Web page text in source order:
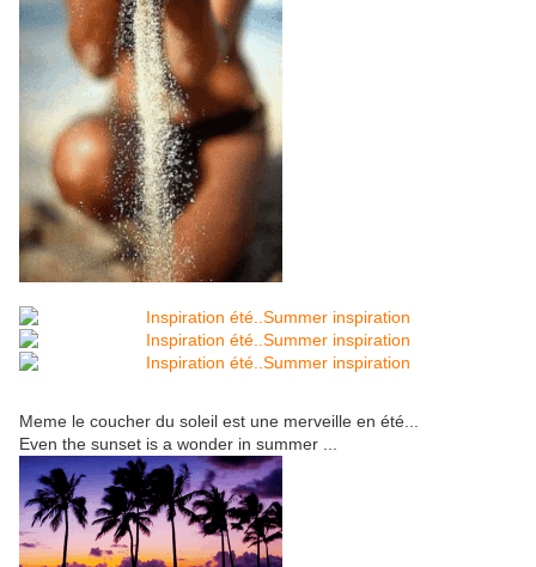
Meme le coucher du soleil est une merveille en été...
Even the sunset is a wonder in summer ...